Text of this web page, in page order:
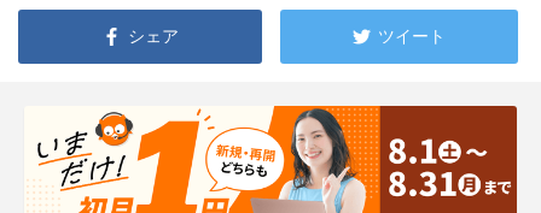
シェア ツイート